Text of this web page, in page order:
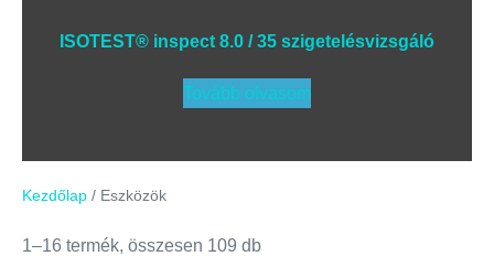
ISOTEST® inspect 8.0 / 35 szigetelésvizsgáló
Tovább olvasom
Kezdőlap / Eszközök
1–16 termék, összesen 109 db